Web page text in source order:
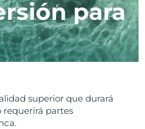
para
superior que durará
requerirá partes